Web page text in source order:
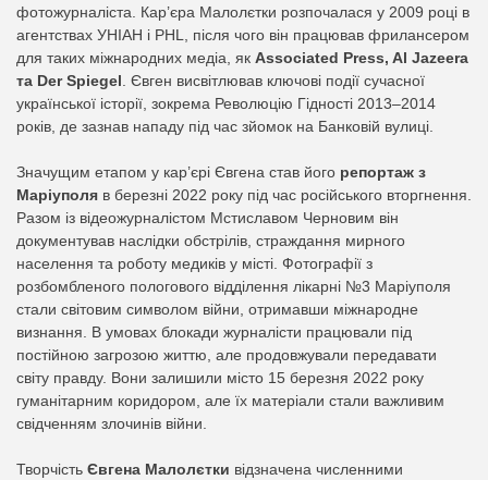
фотожурналіста. Кар’єра Малолєтки розпочалася у 2009 році в
агентствах УНІАН і PHL, після чого він працював фрилансером
для таких міжнародних медіа, як Associated Press, Al Jazeera
та Der Spiegel. Євген висвітлював ключові події сучасної
української історії, зокрема Революцію Гідності 2013–2014
років, де зазнав нападу під час зйомок на Банковій вулиці.
Значущим етапом у кар’єрі Євгена став його репортаж з
Маріуполя в березні 2022 року під час російського вторгнення.
Разом із відеожурналістом Мстиславом Черновим він
документував наслідки обстрілів, страждання мирного
населення та роботу медиків у місті. Фотографії з
розбомбленого пологового відділення лікарні №3 Маріуполя
стали світовим символом війни, отримавши міжнародне
визнання. В умовах блокади журналісти працювали під
постійною загрозою життю, але продовжували передавати
світу правду. Вони залишили місто 15 березня 2022 року
гуманітарним коридором, але їх матеріали стали важливим
свідченням злочинів війни.
Творчість Євгена Малолєтки відзначена численними